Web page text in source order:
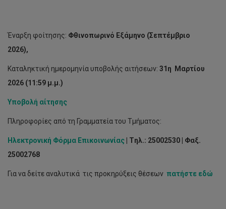
Έναρξη φοίτησης: Φθινοπωρινό Εξάμηνο (Σεπτέμβριο
2026),
Καταληκτική ημερομηνία υποβολής αιτήσεων: 31η Μαρτίου
2026 (11:59 μ.μ.)
Υποβολή αίτησης
Πληροφορίες από τη Γραμματεία του Τμήματος:
Ηλεκτρονική Φόρμα Επικοινωνίας | Tηλ.: 25002530 | Φαξ.
25002768
Για να δείτε αναλυτικά τις προκηρύξεις θέσεων πατήστε εδώ